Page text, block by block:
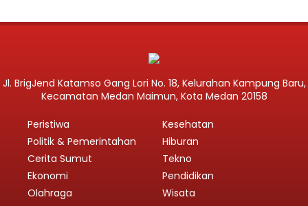
Jl. BrigJend Katamso Gang Lori No. 18, Kelurahan Kampung Baru,
Kecamatan Medan Maimun, Kota Medan 20158
Peristiwa
Politik & Pemerintahan
Cerita Sumut
Ekonomi
Olahraga
Kesehatan
Hiburan
Tekno
Pendidikan
Wisata